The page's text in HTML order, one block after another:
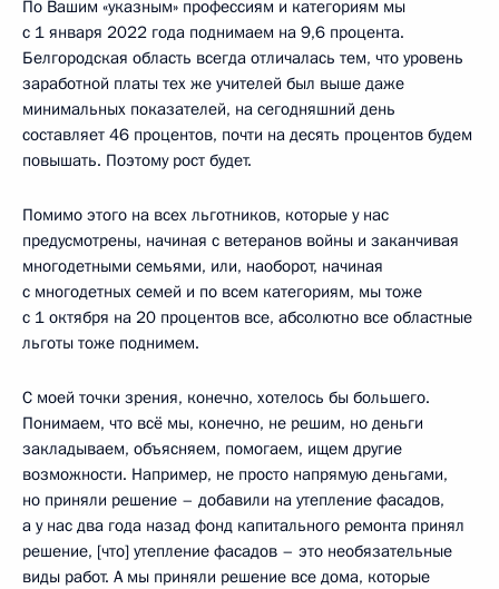
По Вашим «указным» профессиям и категориям мы
с 1 января 2022 года поднимаем на 9,6 процента.
Белгородская область всегда отличалась тем, что уровень
заработной платы тех же учителей был выше даже
минимальных показателей, на сегодняшний день
составляет 46 процентов, почти на десять процентов будем
повышать. Поэтому рост будет.
Помимо этого на всех льготников, которые у нас
предусмотрены, начиная с ветеранов войны и заканчивая
многодетными семьями, или, наоборот, начиная
с многодетных семей и по всем категориям, мы тоже
с 1 октября на 20 процентов все, абсолютно все областные
льготы тоже поднимем.
С моей точки зрения, конечно, хотелось бы большего.
Понимаем, что всё мы, конечно, не решим, но деньги
закладываем, объясняем, помогаем, ищем другие
возможности. Например, не просто напрямую деньгами,
но приняли решение – добавили на утепление фасадов,
а у нас два года назад фонд капитального ремонта принял
решение, [что] утепление фасадов – это необязательные
виды работ. А мы приняли решение все дома, которые